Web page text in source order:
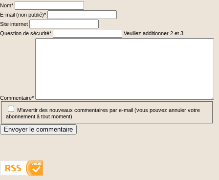
Champ
obligatoire
Nom*
Champ
obligatoire
E-mail (non publié)*
Site internet
Champ
obligatoire
Question de sécurité*
Veuillez additionner 2 et 3.
Commentaire*
M'avertir des nouveaux commentaires par e-mail (vous pouvez annuler votre
abonnement à tout moment)
Envoyer le commentaire